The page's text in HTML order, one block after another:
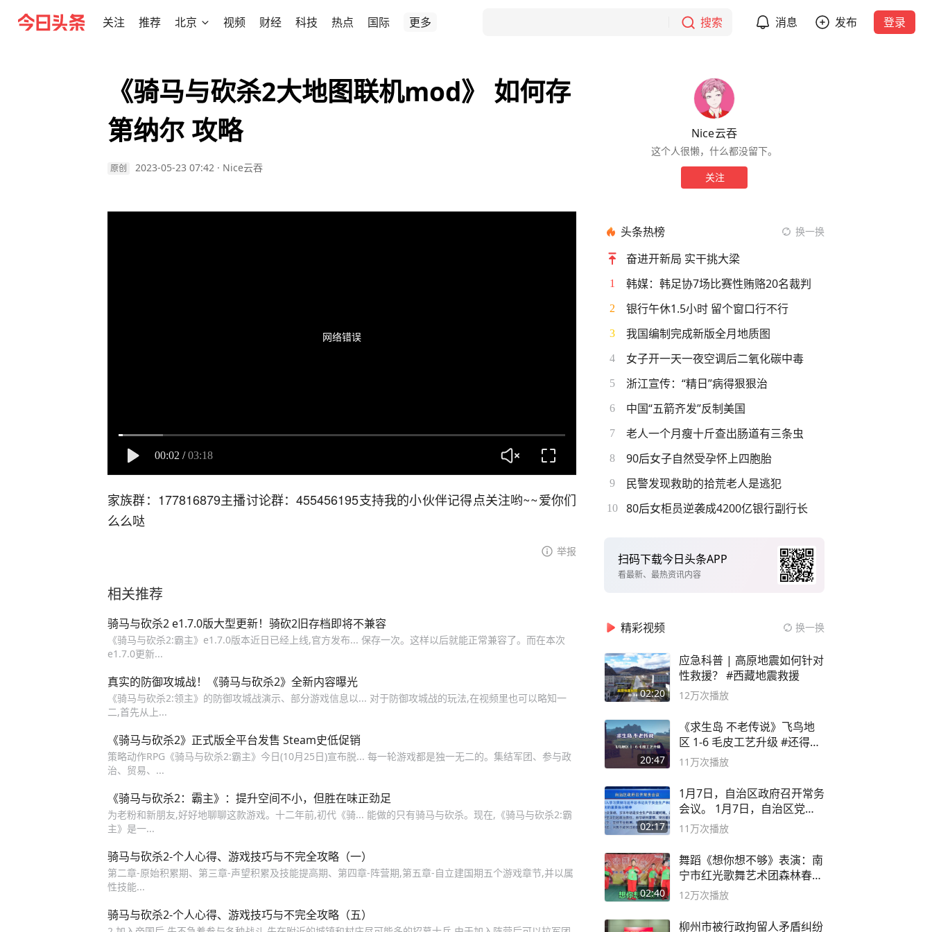
关注 推荐 北京 视频 财经 科技 热点 国际 更多 搜索 消息 发布 登录
《骑马与砍杀2大地图联机mod》 如何存
第纳尔 攻略
原创 2023-05-23 07:42 · Nice云吞
网络错误
00:02 / 03:18
家族群：177816879主播讨论群：455456195支持我的小伙伴记得点关注哟~~爱你们
么么哒
举报
相关推荐
骑马与砍杀2 e1.7.0版大型更新！骑砍2旧存档即将不兼容
《骑马与砍杀2:霸主》e1.7.0版本近日已经上线,官方发布... 保存一次。这样以后就能正常兼容了。而在本次
e1.7.0更新...
真实的防御攻城战！《骑马与砍杀2》全新内容曝光
《骑马与砍杀2:领主》的防御攻城战演示、部分游戏信息以... 对于防御攻城战的玩法,在视频里也可以略知一
二,首先从上...
《骑马与砍杀2》正式版全平台发售 Steam史低促销
策略动作RPG《骑马与砍杀2:霸主》今日(10月25日)宣布脱... 每一轮游戏都是独一无二的。集结军团、参与政
治、贸易、...
《骑马与砍杀2：霸主》：提升空间不小，但胜在味正劲足
为老粉和新朋友,好好地聊聊这款游戏。十二年前,初代《骑... 能做的只有骑马与砍杀。现在,《骑马与砍杀2:霸
主》是一...
骑马与砍杀2-个人心得、游戏技巧与不完全攻略（一）
第二章-原始积累期、第三章-声望积累及技能提高期、第四章-阵营期,第五章-自立建国期五个游戏章节,并以属
性技能...
骑马与砍杀2-个人心得、游戏技巧与不完全攻略（五）
Nice云吞
这个人很懒，什么都没留下。
关注
头条热榜 换一换
奋进开新局 实干挑大梁
1 韩媒：韩足协7场比赛性贿赂20名裁判
2 银行午休1.5小时 留个窗口行不行
3 我国编制完成新版全月地质图
4 女子开一天一夜空调后二氧化碳中毒
5 浙江宣传：“精日”病得狠狠治
6 中国“五箭齐发”反制美国
7 老人一个月瘦十斤查出肠道有三条虫
8 90后女子自然受孕怀上四胞胎
9 民警发现救助的拾荒老人是逃犯
10 80后女柜员逆袭成4200亿银行副行长
扫码下载今日头条APP
看最新、最热资讯内容
精彩视频 换一换
02:20
应急科普 | 高原地震如何针对
性救援？ #西藏地震救援
12万次播放
20:47
《求生岛 不老传说》飞鸟地
区 1-6 毛皮工艺升级 #还得是
主机大作
11万次播放
02:17
1月7日，自治区政府召开常务
会议。 1月7日，自治区党委
副书记
11万次播放
02:40
舞蹈《想你想不够》表演：南
宁市红光歌舞艺术团森林春红
舞蹈队。
12万次播放
柳州市被行政拘留人矛盾纠纷